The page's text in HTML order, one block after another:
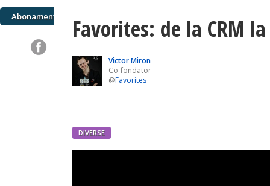
Abonamente Favorites: de la CRM la
Victor Miron
Co-fondator
@Favorites
DIVERSE